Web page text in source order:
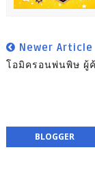
Newer Article
โอมิครอนพ่นพิษ ผู้
BLOGGER